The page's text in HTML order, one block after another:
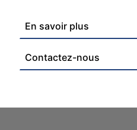
En savoir plus
Contactez-nous